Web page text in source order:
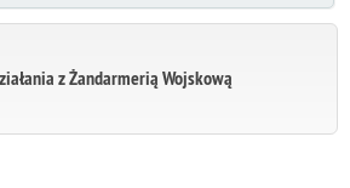
z Żandarmerią Wojskową